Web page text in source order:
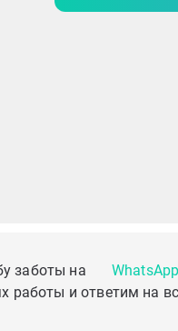
заботы на WhatsApp
работы и ответим на